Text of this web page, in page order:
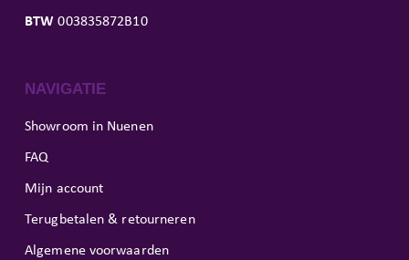
BTW 003835872B10
NAVIGATIE
Showroom in Nuenen
FAQ
Mijn account
Terugbetalen & retourneren
Algemene voorwaarden